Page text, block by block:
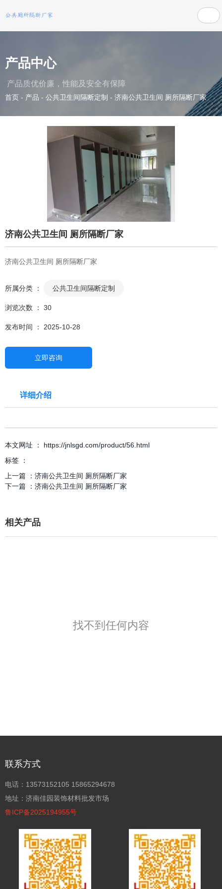
产品中心
产品质优价廉，性能及安全有保障
首页 - 产品 - 公共卫生间隔断定制 - 济南公共卫生间 厕所隔断厂家
济南公共卫生间 厕所隔断厂家
济南公共卫生间 厕所隔断厂家
所属分类 ： 公共卫生间隔断定制
浏览次数 ： 30
发布时间 ： 2025-10-28
立即咨询
详细介绍
本文网址 ： https://jnlsgd.com/product/56.html
标签 ：
上一篇 ： 济南公共卫生间 厕所隔断厂家
下一篇 ： 济南公共卫生间 厕所隔断厂家
相关产品
找不到任何内容
联系方式
电话：13573152105 15865294678
地址：济南佳园装饰材料批发市场
鲁ICP备2025194955号